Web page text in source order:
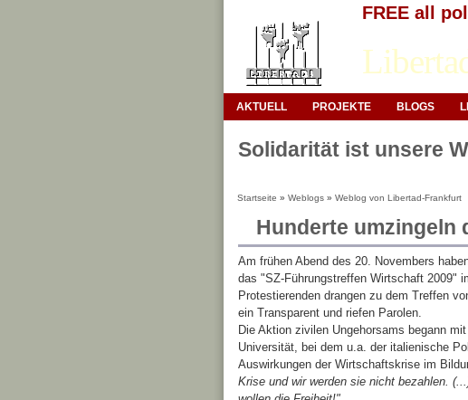
FREE all
AKTUELL PROJEKTE BLOGS
Solidarität ist unsere
Startseite » Weblogs » Weblog von Libertad-Frankfurt
Hunderte umzingeln
Am frühen Abend des 20. Novembers
das "SZ-Führungstreffen Wirtschaft 2009"
Protestierenden drangen zu dem Treffen
ein Transparent und riefen Parolen.
Die Aktion zivilen Ungehorsams begann
Universität, bei dem u.a. der italienische
Auswirkungen der Wirtschaftskrise im
Krise und wir werden sie nicht bezahlen.